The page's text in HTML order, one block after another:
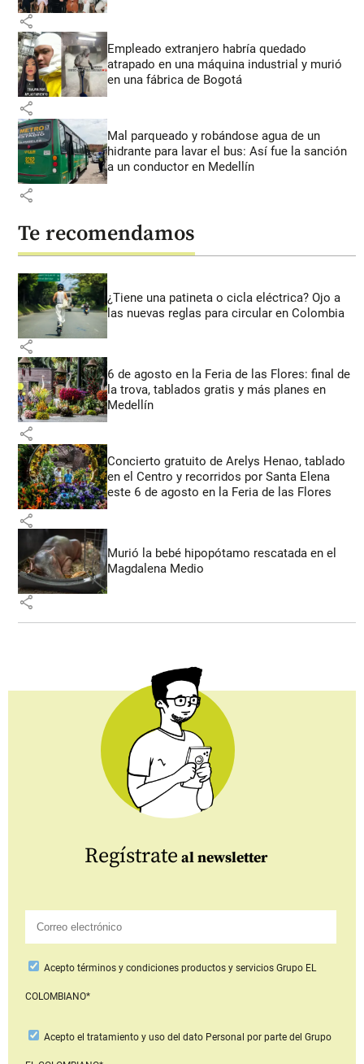
share
Empleado extranjero habría quedado
atrapado en una máquina industrial y murió
en una fábrica de Bogotá
share
Mal parqueado y robándose agua de un
hidrante para lavar el bus: Así fue la sanción
a un conductor en Medellín
share
Te recomendamos
¿Tiene una patineta o cicla eléctrica? Ojo a
las nuevas reglas para circular en Colombia
share
6 de agosto en la Feria de las Flores: final de
la trova, tablados gratis y más planes en
Medellín
share
Concierto gratuito de Arelys Henao, tablado
en el Centro y recorridos por Santa Elena
este 6 de agosto en la Feria de las Flores
share
Murió la bebé hipopótamo rescatada en el
Magdalena Medio
share
Regístrate al newsletter
Aceptotérminos y condiciones productos y serviciosGrupo EL
COLOMBIANO*
Acepto el tratamiento y uso del dato Personal por parte del Grupo